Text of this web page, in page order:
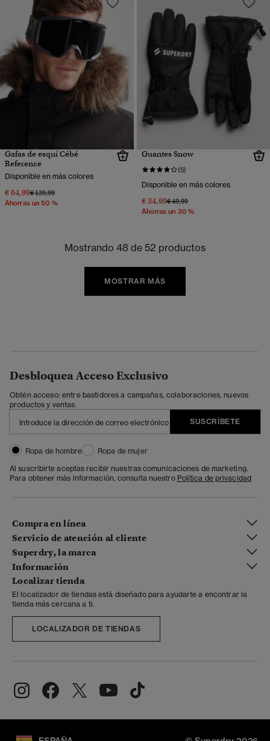
Gafas de esquí Cébé
Reference
Disponible en más colores
€ 64,99Precio rebajado de
€ 129,99a
Ahorras un 50 %
Guantes Snow
(5)
Disponible en más colores
€ 34,99Precio rebajado de
€ 49,99a
Ahorras un 30 %
Mostrando 48 de 52 productos
MOSTRAR MÁS
Desbloquea Acceso Exclusivo
Obtén acceso: entre bastidores a campañas, colaboraciones, nuevos
productos y ventas.
SUSCRÍBETE
Ropa de hombre
Ropa de mujer
Al suscribirte aceptas recibir nuestras comunicaciones de marketing.
Para obtener más información, consulta nuestro Política de privacidad
Compra en línea
Servicio de atención al cliente
Superdry, la marca
Información
Localizar tienda
El localizador de tiendas está diseñado para ayudarte a encontrar la
tienda más cercana a ti.
LOCALIZADOR DE TIENDAS